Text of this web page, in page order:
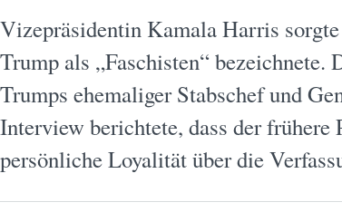
Vizepräsidentin Kamala Harris
Trump als „Faschisten“ bezeichnete.
Trumps ehemaliger Stabschef und
Interview berichtete, dass der
persönliche Loyalität über die